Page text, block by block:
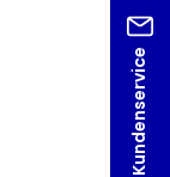
Kundenservice